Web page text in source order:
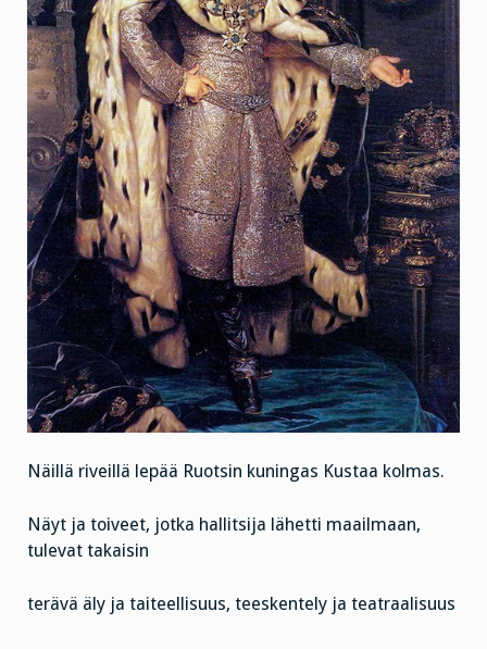
Näillä riveillä lepää Ruotsin kuningas Kustaa kolmas.
Näyt ja toiveet, jotka hallitsija lähetti maailmaan,
tulevat takaisin
terävä äly ja taiteellisuus, teeskentely ja teatraalisuus